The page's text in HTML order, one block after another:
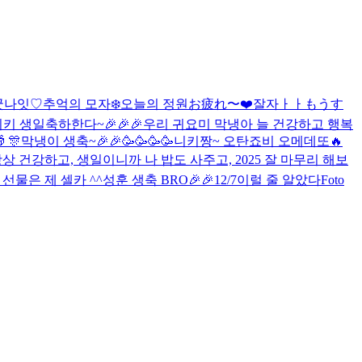
나잇♡추억의 모자❄️오늘의 정원 お疲れ〜❤️잘자ㅏㅏ もうす
키 생일축하한다~🎉🎉🎉우리 귀요미 막냉아 늘 건강하고 행복
🎊막냉이 생축~🎉🎉🥳🥳🥳🥳니키짱~ 오탄죠비 오메데또🔥
건강하고, 생일이니까 나 밥도 사주고, 2025 잘 마무리 해보
물은 제 셀카 ^^성훈 생축 BRO🎉🎉12/7이럴 줄 알았다Foto